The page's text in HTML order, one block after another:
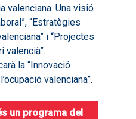
valenciana. Una visió
“Estratègies
i “Projectes
valencià”.
la “Innovació
valenciana”.
un programa del